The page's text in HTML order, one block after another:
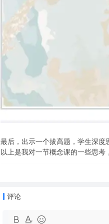
最后，出示一个拔高题，学生深度
以上是我对一节概念课的一些思考
评论